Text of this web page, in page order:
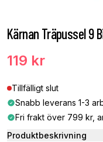
Kärnan Träpussel 9
119 kr
Tillfälligt slut
Snabb leverans 1-3
Fri frakt över 799 kr,
Produktbeskrivning